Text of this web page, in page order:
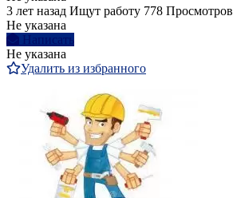
3 лет назад Ищут работу 778 Просмотров
Не указана
Написать
Не указана
Удалить из избранного